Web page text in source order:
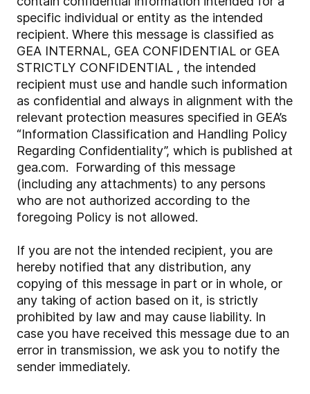
specific individual or entity as the intended
recipient. Where this message is classified as
GEA INTERNAL, GEA CONFIDENTIAL or GEA
STRICTLY CONFIDENTIAL , the intended
recipient must use and handle such information
as confidential and always in alignment with the
relevant protection measures specified in GEA’s
“Information Classification and Handling Policy
Regarding Confidentiality”, which is published at
gea.com. Forwarding of this message
(including any attachments) to any persons
who are not authorized according to the
foregoing Policy is not allowed.
If you are not the intended recipient, you are
hereby notified that any distribution, any
copying of this message in part or in whole, or
any taking of action based on it, is strictly
prohibited by law and may cause liability. In
case you have received this message due to an
error in transmission, we ask you to notify the
sender immediately.